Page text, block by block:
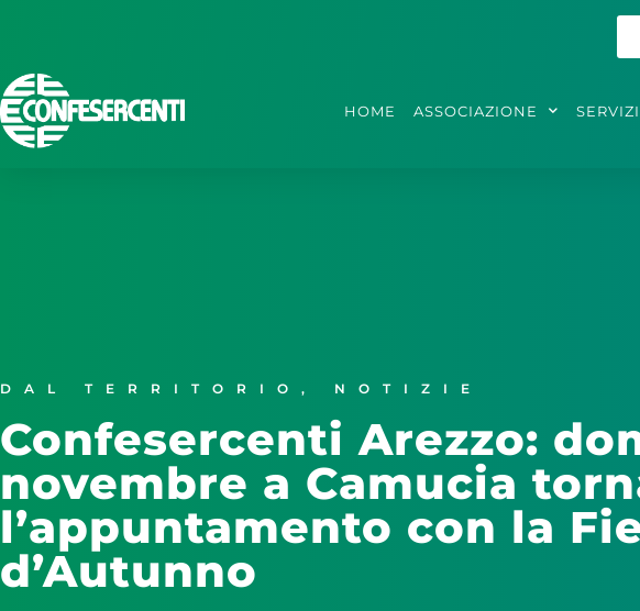
HOME ASSOCIAZIONE SERVIZI
DAL TERRITORIO , NOTIZIE
Confesercenti Arezzo:
novembre a Camucia
l’appuntamento con la
d’Autunno